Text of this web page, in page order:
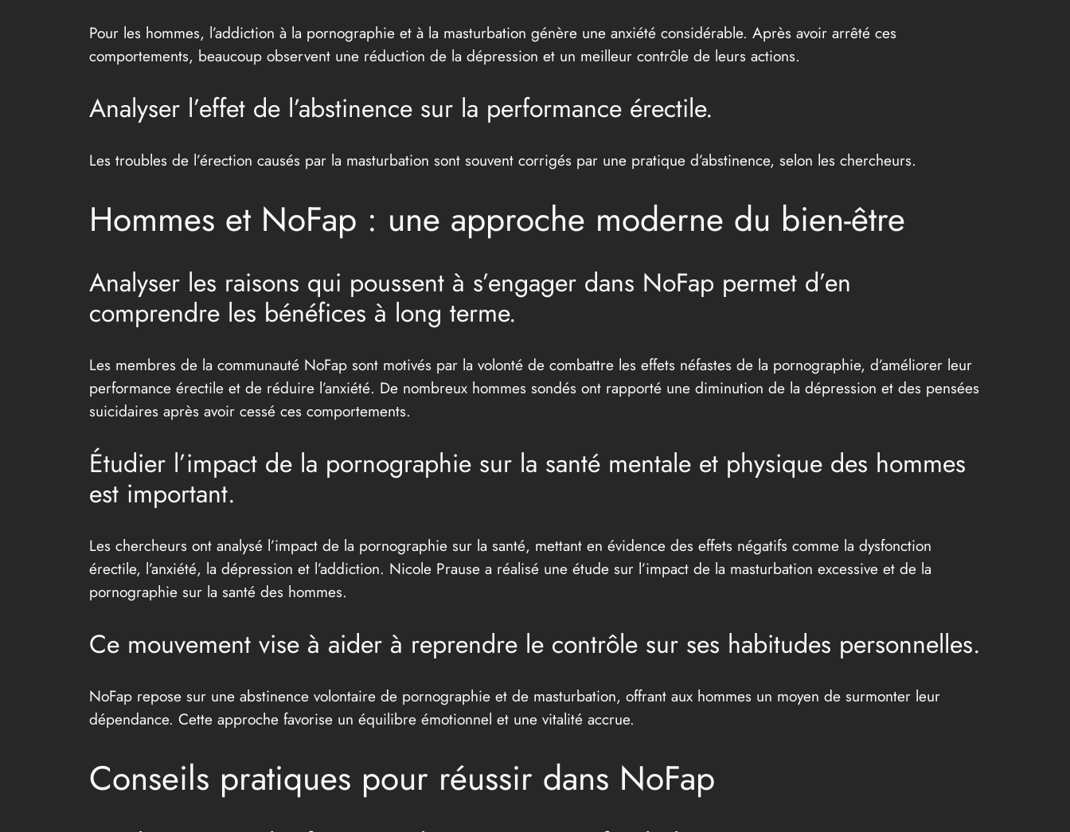
Pour les hommes, l’addiction à la pornographie et à la masturbation génère une anxiété considérable. Après avoir arrêté ces
comportements, beaucoup observent une réduction de la dépression et un meilleur contrôle de leurs actions.
Analyser l’effet de l’abstinence sur la performance érectile.
Les troubles de l’érection causés par la masturbation sont souvent corrigés par une pratique d’abstinence, selon les chercheurs.
Hommes et NoFap : une approche moderne du bien-être
Analyser les raisons qui poussent à s’engager dans NoFap permet d’en
comprendre les bénéfices à long terme.
Les membres de la communauté NoFap sont motivés par la volonté de combattre les effets néfastes de la pornographie, d’améliorer leur
performance érectile et de réduire l’anxiété. De nombreux hommes sondés ont rapporté une diminution de la dépression et des pensées
suicidaires après avoir cessé ces comportements.
Étudier l’impact de la pornographie sur la santé mentale et physique des hommes
est important.
Les chercheurs ont analysé l’impact de la pornographie sur la santé, mettant en évidence des effets négatifs comme la dysfonction
érectile, l’anxiété, la dépression et l’addiction. Nicole Prause a réalisé une étude sur l’impact de la masturbation excessive et de la
pornographie sur la santé des hommes.
Ce mouvement vise à aider à reprendre le contrôle sur ses habitudes personnelles.
NoFap repose sur une abstinence volontaire de pornographie et de masturbation, offrant aux hommes un moyen de surmonter leur
dépendance. Cette approche favorise un équilibre émotionnel et une vitalité accrue.
Conseils pratiques pour réussir dans NoFap